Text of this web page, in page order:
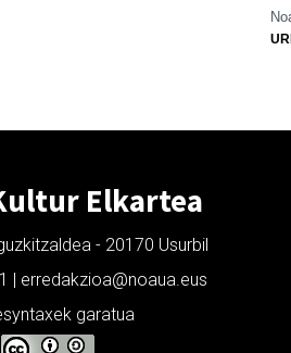
Elkartea
- 20170 Usurbil
| erredakzioa@noaua.eus
garatua